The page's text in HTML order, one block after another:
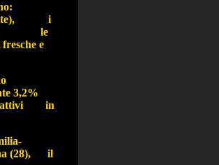
i
le
e
3,2%
attivi in
(28), il